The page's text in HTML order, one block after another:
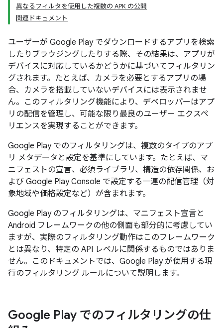
異なるフィルタを使用した複数の APK の公開
関連ドキュメント
ユーザーが Google Play でダウンロードするアプリを検索
したりブラウジングしたりする際、その結果は、アプリが
デバイスに対応しているかどうかに基づいてフィルタリン
グされます。たとえば、カメラを必要とするアプリの場
合、カメラを搭載していないデバイスには表示されませ
ん。このフィルタリング機能により、デベロッパーはアプ
リの配信を管理し、可能な限り最良のユーザー エクスペ
リエンスを実現することができます。
Google Play でのフィルタリングは、複数のタイプのアプ
リ メタデータと設定を基準にしています。たとえば、マ
ニフェストの宣言、必須ライブラリ、構造の依存関係、お
よび Google Play Console で設定する一連の配信管理（対
象地域や価格設定など）が含まれます。
Google Play のフィルタリングは、マニフェスト宣言と
Android フレームワークの他の側面も部分的に考慮してい
ますが、実際のフィルタリング動作はこのフレームワーク
とは異なり、特定の API レベルに関係するものではありま
せん。このドキュメントでは、Google Play が使用する現
行のフィルタリング ルールについて説明します。
Google Play でのフィルタリングの仕